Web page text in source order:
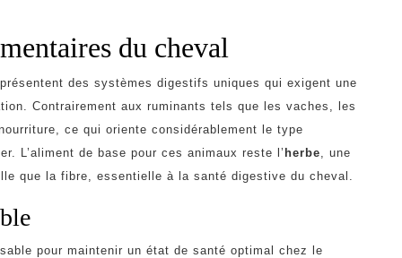
du cheval
des systèmes digestifs uniques qui exigent une
Contrairement aux ruminants tels que les vaches, les
ce qui oriente considérablement le type
L’aliment de base pour ces animaux reste l’ herbe , une
que la fibre, essentielle à la santé digestive du cheval.
pour maintenir un état de santé optimal chez le